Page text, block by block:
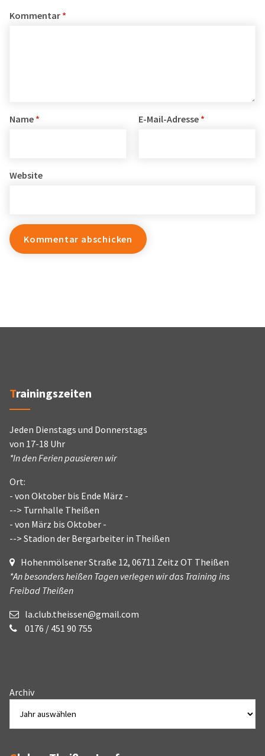
Kommentar *
Name * E-Mail-Adresse *
Website
Trainingszeiten
Jeden Dienstags und Donnerstags
von 17-18 Uhr
*In den Ferien pausieren wir
Ort:
- von Oktober bis Ende März -
--> Turnhalle Theißen
- von März bis Oktober -
--> Stadion der Bergarbeiter in Theißen
Hohenmölsener Straße 12, 06711 Zeitz OT Theißen
*An besonders heißen Tagen verlegen wir das Training ins
Freibad Theißen
la.club.theissen@gmail.com
0176 / 451 90 755
Archiv